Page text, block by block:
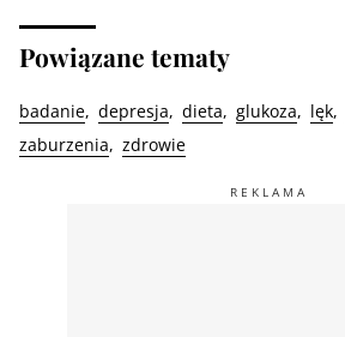
Powiązane tematy
badanie depresja dieta glukoza lęk
zaburzenia
zdrowie